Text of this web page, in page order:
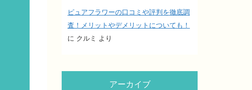
ピュアフラワーの口コミや評判を徹底調
査！メリットやデメリットについても！
に クルミ より
アーカイブ